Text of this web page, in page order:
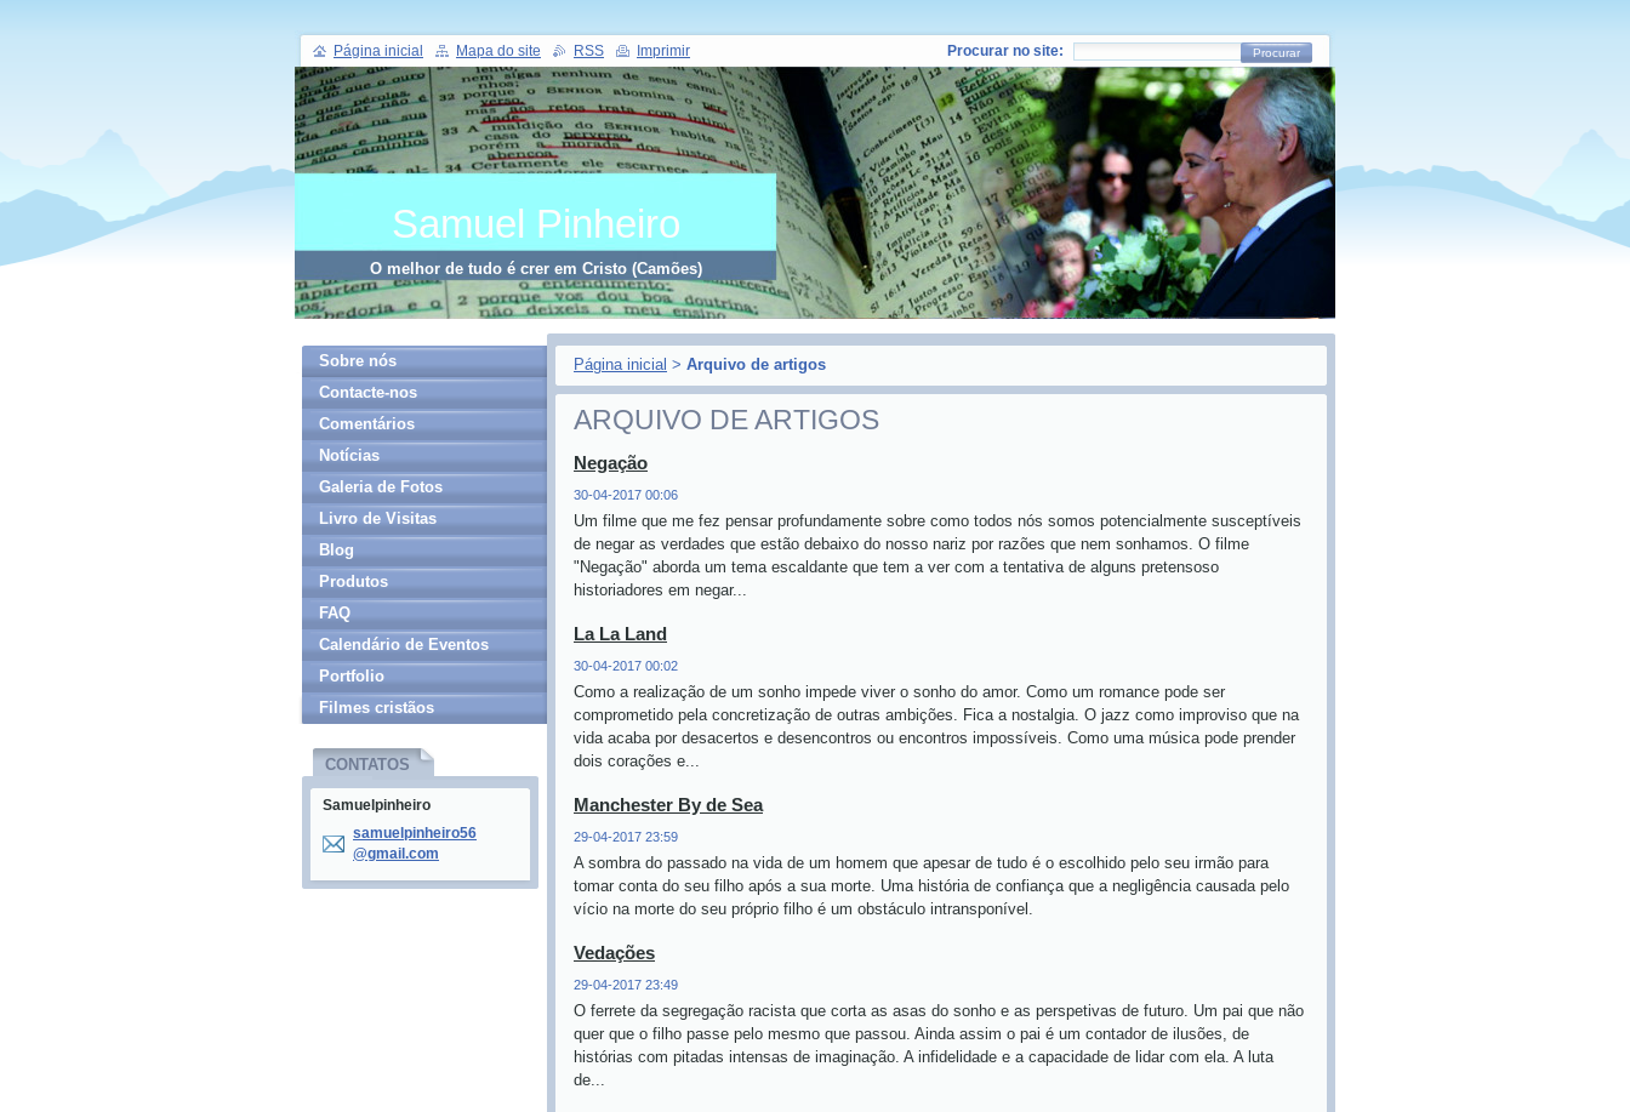
Samuel Pinheiro
O melhor de tudo é crer em Cristo (Camões)
Página inicial > Arquivo de artigos
ARQUIVO DE ARTIGOS
Negação
30-04-2017 00:06
Um filme que me fez pensar profundamente sobre como todos nós somos potencialmente susceptíveis
de negar as verdades que estão debaixo do nosso nariz por razões que nem sonhamos. O filme
"Negação" aborda um tema escaldante que tem a ver com a tentativa de alguns pretensoso
historiadores em negar...
La La Land
30-04-2017 00:02
Como a realização de um sonho impede viver o sonho do amor. Como um romance pode ser
comprometido pela concretização de outras ambições. Fica a nostalgia. O jazz como improviso que na
vida acaba por desacertos e desencontros ou encontros impossíveis. Como uma música pode prender
dois corações e...
Manchester By de Sea
29-04-2017 23:59
A sombra do passado na vida de um homem que apesar de tudo é o escolhido pelo seu irmão para
tomar conta do seu filho após a sua morte. Uma história de confiança que a negligência causada pelo
vício na morte do seu próprio filho é um obstáculo intransponível.
Vedações
29-04-2017 23:49
O ferrete da segregação racista que corta as asas do sonho e as perspetivas de futuro. Um pai que não
quer que o filho passe pelo mesmo que passou. Ainda assim o pai é um contador de ilusões, de
histórias com pitadas intensas de imaginação. A infidelidade e a capacidade de lidar com ela. A luta
de...
Sobre nós
Contacte-nos
Comentários
Notícias
Galeria de Fotos
Livro de Visitas
Blog
Produtos
FAQ
Calendário de Eventos
Portfolio
Filmes cristãos
CONTATOS
Samuelpinheiro
samuelpinheiro56
@gmail.com
Página inicial Mapa do site RSS Imprimir Procurar no site: Procurar